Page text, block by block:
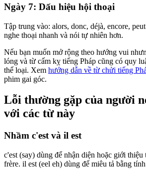
Ngày 7: Dấu hiệu hội thoại
Tập trung vào: alors, donc, déjà, encore,
nghe thoại nhanh và nói tự nhiên hơn.
Nếu bạn muốn mở rộng theo hướng vui
lóng và từ cấm kỵ tiếng Pháp cũng có quy
thể loại. Xem hướng dẫn về từ chửi tiếng
phim gai góc.
Lỗi thường gặp của người
với các từ này
Nhầm c'est và il est
c'est (say) dùng để nhận diện hoặc giới
frère. il est (eel eh) dùng để miêu tả bằng